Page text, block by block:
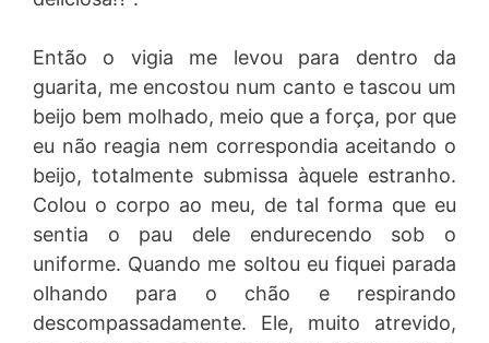
Então o vigia me levou para dentro da
guarita, me encostou num canto e tascou um
beijo bem molhado, meio que a força, por que
eu não reagia nem correspondia aceitando o
beijo, totalmente submissa àquele estranho.
Colou o corpo ao meu, de tal forma que eu
sentia o pau dele endurecendo sob o
uniforme. Quando me soltou eu fiquei parada
olhando para o chão e respirando
descompassadamente. Ele, muito atrevido,